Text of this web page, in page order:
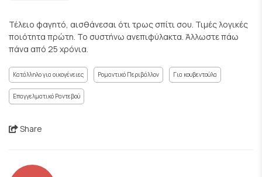
Τέλειο φαγητό, αισθάνεσαι ότι τρως σπίτι σου. Τιμές λογικές
ποιότητα πρώτη. Το συστήνω ανεπιφύλακτα. Άλλωστε πάω
πάνα από 25 χρόνια.
Κατάλληλο για οικογένειες Ρομαντικό Περιβάλλον Για κουβεντούλα
Επαγγελματικό Ραντεβού
Share